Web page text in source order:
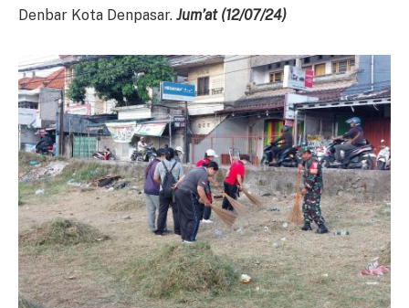
Denbar Kota Denpasar. Jum’at (12/07/24)